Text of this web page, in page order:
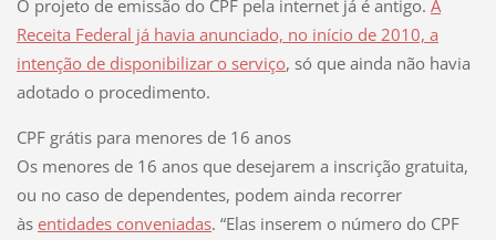
O projeto de emissão do CPF pela internet já é antigo. A
Receita Federal já havia anunciado, no início de 2010, a
intenção de disponibilizar o serviço, só que ainda não havia
adotado o procedimento.
CPF grátis para menores de 16 anos
Os menores de 16 anos que desejarem a inscrição gratuita,
ou no caso de dependentes, podem ainda recorrer
às entidades conveniadas. “Elas inserem o número do CPF